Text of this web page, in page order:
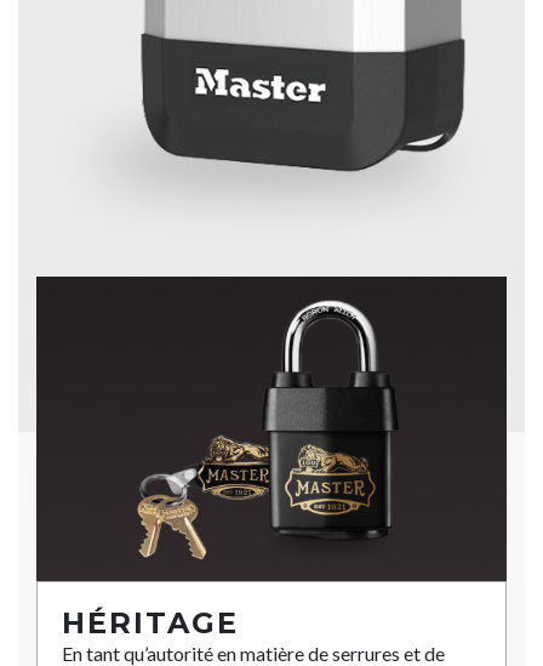
HÉRITAGE
En tant qu’autorité en matière de serrures et de